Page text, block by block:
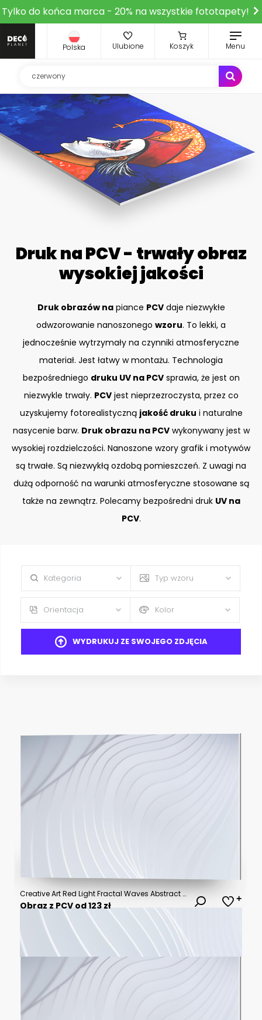
Tylko do końca marca - 20% na wszystkie fototapety!
Polska Ulubione Koszyk Menu
Druk na PCV - trwały obraz
wysokiej jakości
Druk obrazów napiance PCVdaje niezwykłe
odwzorowanie nanoszonego wzoru. To lekki, a
jednocześnie wytrzymały na czynniki atmosferyczne
materiał. Jest łatwy w montażu. Technologia
bezpośredniego druku UV na PCVsprawia, że jest on
niezwykle trwały. PCVjest nieprzezroczysta, przez co
uzyskujemy fotorealistyczną jakość druku i naturalne
nasycenie barw. Druk obrazu na PCVwykonywany jest w
wysokiej rozdzielczości. Nanoszone wzory grafik i motywów
są trwałe. Są niezwykłą ozdobą pomieszczeń. Z uwagi na
dużą odporność na warunki atmosferyczne stosowane są
także na zewnątrz. Polecamy bezpośredni druk UV na
PCV.
Kategoria Typ wzoru
Orientacja Kolor
WYDRUKUJ ZE SWOJEGO ZDJĘCIA
Creative Art Red Light Fractal Waves Abstract Background
Obraz z PCV od 123 zł